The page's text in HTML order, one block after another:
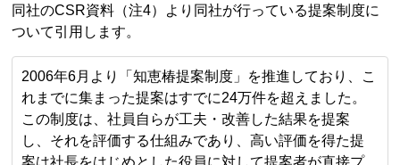
同社のCSR資料（注4）より同社が行っている提案制度に
ついて引用します。
2006年6月より「知恵椿提案制度」を推進しており、こ
れまでに集まった提案はすでに24万件を超えました。
この制度は、社員自らが工夫・改善した結果を提案
し、それを評価する仕組みであり、高い評価を得た提
案は社長をはじめとした役員に対して提案者が直接プ